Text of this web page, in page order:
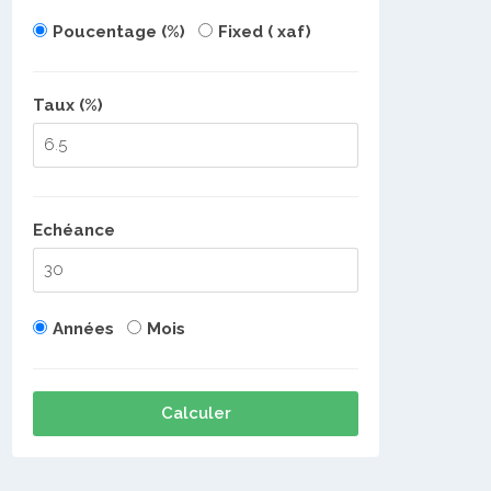
Poucentage (%) Fixed ( xaf)
Taux (%)
Echéance
Années Mois
Calculer